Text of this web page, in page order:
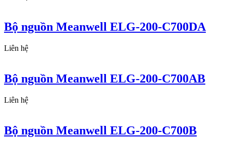
Bộ nguồn Meanwell ELG-200-C700DA
Liên hệ
Bộ nguồn Meanwell ELG-200-C700AB
Liên hệ
Bộ nguồn Meanwell ELG-200-C700B